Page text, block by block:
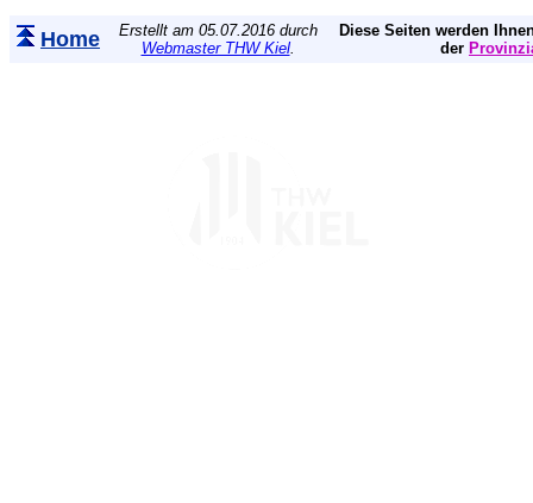
Home
Erstellt am 05.07.2016 durch
Webmaster THW Kiel.
Diese Seiten werden
der